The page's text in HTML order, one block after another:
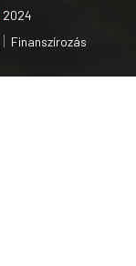
2024
Finanszírozás